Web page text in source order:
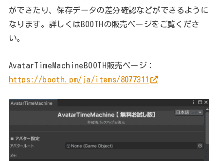
ができたり、保存データの差分確認などができるように
なります。詳しくはBOOTHの販売ページをご覧くださ
い。
AvatarTimeMachineBOOTH販売ページ：
https://booth.pm/ja/items/8077311